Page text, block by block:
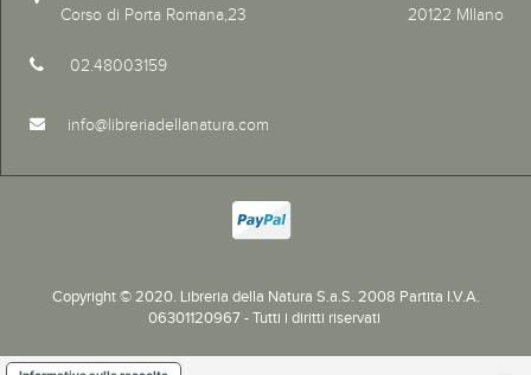
Corso di Porta Romana,23 20122 MIlano
02.48003159
info@libreriadellanatura.com
Copyright © 2020. Libreria della Natura S.a.S. 2008 Partita I.V.A.
06301120967 - Tutti i diritti riservati